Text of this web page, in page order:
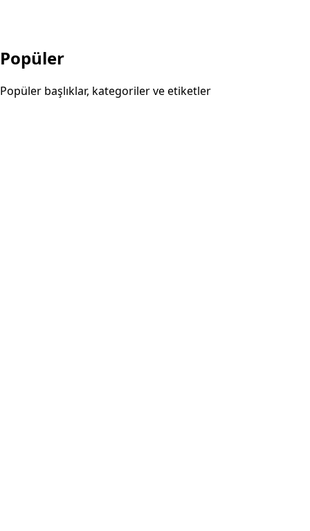
Popüler
Popüler başlıklar, kategoriler ve etiketler